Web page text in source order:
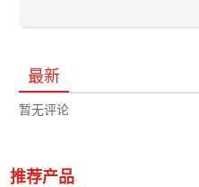
最新
暂无评论
推荐产品